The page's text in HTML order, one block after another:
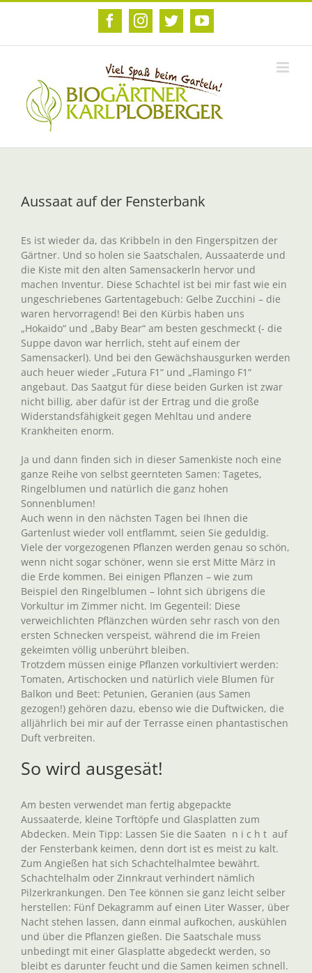
Zum
FacebookInstagram
TwitterYouTube
Aussaat auf der Fensterbank
Es ist wieder da, das Kribbeln in den Fingerspitzen der
Gärtner. Und so holen sie Saatschalen, Aussaaterde und
die Kiste mit den alten Samensackerln hervor und
machen Inventur. Diese Schachtel ist bei mir fast wie ein
ungeschriebenes Gartentagebuch: Gelbe Zucchini – die
waren hervorragend! Bei den Kürbis haben uns
„Hokaido“ und „Baby Bear“ am besten geschmeckt (- die
Suppe davon war herrlich, steht auf einem der
Samensackerl). Und bei den Gewächshausgurken werden
auch heuer wieder „Futura F1“ und „Flamingo F1“
angebaut. Das Saatgut für diese beiden Gurken ist zwar
nicht billig, aber dafür ist der Ertrag und die große
Widerstandsfähigkeit gegen Mehltau und andere
Krankheiten enorm.
Ja und dann finden sich in dieser Samenkiste noch eine
ganze Reihe von selbst geernteten Samen: Tagetes,
Ringelblumen und natürlich die ganz hohen
Sonnenblumen!
Auch wenn in den nächsten Tagen bei Ihnen die
Gartenlust wieder voll entflammt, seien Sie geduldig.
Viele der vorgezogenen Pflanzen werden genau so schön,
wenn nicht sogar schöner, wenn sie erst Mitte März in
die Erde kommen. Bei einigen Pflanzen – wie zum
Beispiel den Ringelblumen – lohnt sich übrigens die
Vorkultur im Zimmer nicht. Im Gegenteil: Diese
verweichlichten Pflänzchen würden sehr rasch von den
ersten Schnecken verspeist, während die im Freien
gekeimten völlig unberührt bleiben.
Trotzdem müssen einige Pflanzen vorkultiviert werden:
Tomaten, Artischocken und natürlich viele Blumen für
Balkon und Beet: Petunien, Geranien (aus Samen
gezogen!) gehören dazu, ebenso wie die Duftwicken, die
alljährlich bei mir auf der Terrasse einen phantastischen
Duft verbreiten.
So wird ausgesät!
Am besten verwendet man fertig abgepackte
Aussaaterde, kleine Torftöpfe und Glasplatten zum
Abdecken. Mein Tipp: Lassen Sie die Saaten n i c h t auf
der Fensterbank keimen, denn dort ist es meist zu kalt.
Zum Angießen hat sich Schachtelhalmtee bewährt.
Schachtelhalm oder Zinnkraut verhindert nämlich
Pilzerkrankungen. Den Tee können sie ganz leicht selber
herstellen: Fünf Dekagramm auf einen Liter Wasser, über
Nacht stehen lassen, dann einmal aufkochen, auskühlen
und über die Pflanzen gießen. Die Saatschale muss
unbedingt mit einer Glasplatte abgedeckt werden, so
bleibt es darunter feucht und die Samen keimen schnell.